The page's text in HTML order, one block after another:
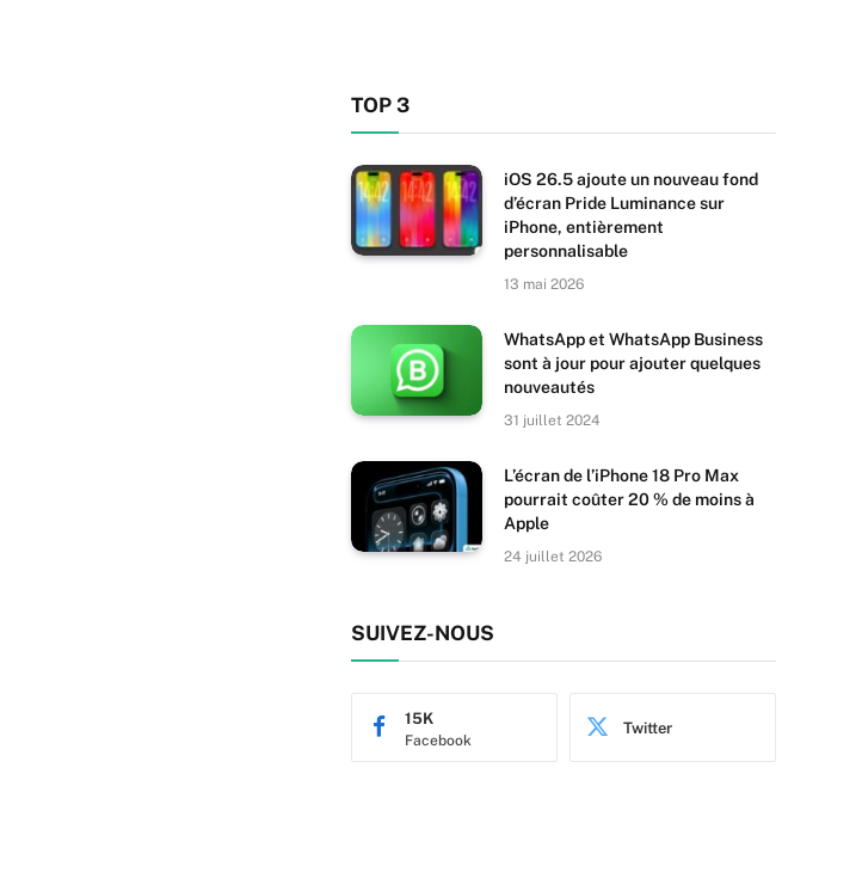
TOP 3
iOS 26.5 ajoute un nouveau fond
d’écran Pride Luminance sur
iPhone, entièrement
personnalisable
13 mai 2026
WhatsApp et WhatsApp Business
sont à jour pour ajouter quelques
nouveautés
31 juillet 2024
L’écran de l’iPhone 18 Pro Max
pourrait coûter 20 % de moins à
Apple
24 juillet 2026
SUIVEZ-NOUS
Facebook
15K Twitter